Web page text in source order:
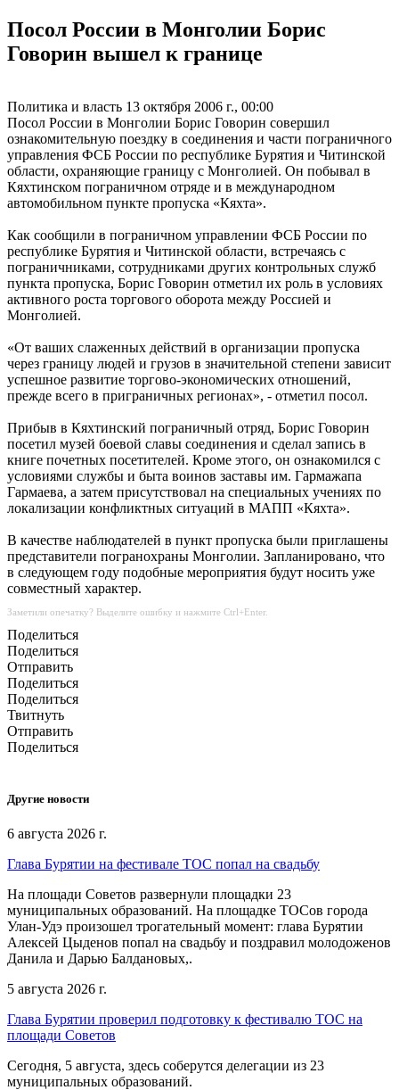
Посол России в Монголии Борис
Говорин вышел к границе
Политика и власть 13 октября 2006 г., 00:00
Посол России в Монголии Борис Говорин совершил
ознакомительную поездку в соединения и части пограничного
управления ФСБ России по республике Бурятия и Читинской
области, охраняющие границу с Монголией. Он побывал в
Кяхтинском пограничном отряде и в международном
автомобильном пункте пропуска «Кяхта».
Как сообщили в пограничном управлении ФСБ России по
республике Бурятия и Читинской области, встречаясь с
пограничниками, сотрудниками других контрольных служб
пункта пропуска, Борис Говорин отметил их роль в условиях
активного роста торгового оборота между Россией и
Монголией.
«От ваших слаженных действий в организации пропуска
через границу людей и грузов в значительной степени зависит
успешное развитие торгово-экономических отношений,
прежде всего в приграничных регионах», - отметил посол.
Прибыв в Кяхтинский пограничный отряд, Борис Говорин
посетил музей боевой славы соединения и сделал запись в
книге почетных посетителей. Кроме этого, он ознакомился с
условиями службы и быта воинов заставы им. Гармажапа
Гармаева, а затем присутствовал на специальных учениях по
локализации конфликтных ситуаций в МАПП «Кяхта».
В качестве наблюдателей в пункт пропуска были приглашены
представители погранохраны Монголии. Запланировано, что
в следующем году подобные мероприятия будут носить уже
совместный характер.
Заметили опечатку? Выделите ошибку и нажмите Ctrl+Enter.
Поделиться
Поделиться
Отправить
Поделиться
Поделиться
Твитнуть
Отправить
Поделиться
Другие новости
6 августа 2026 г.
Глава Бурятии на фестивале ТОС попал на свадьбу
На площади Советов развернули площадки 23
муниципальных образований. На площадке ТОСов города
Улан-Удэ произошел трогательный момент: глава Бурятии
Алексей Цыденов попал на свадьбу и поздравил молодоженов
Данила и Дарью Балдановых,.
5 августа 2026 г.
Глава Бурятии проверил подготовку к фестивалю ТОС на
площади Советов
Сегодня, 5 августа, здесь соберутся делегации из 23
муниципальных образований.